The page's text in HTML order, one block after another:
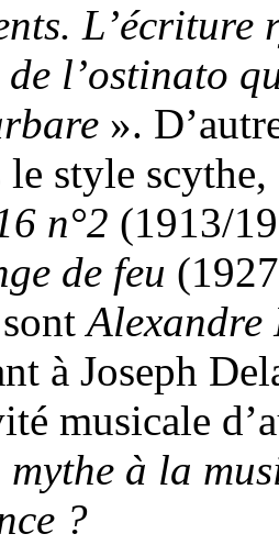
l’ostinato
».
le style
n°2 (1913/
de feu
sontAlexandre
à Joseph
musicale
à la
?